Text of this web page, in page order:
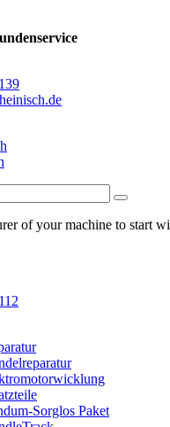
of your machine to start
Sorglos Paket